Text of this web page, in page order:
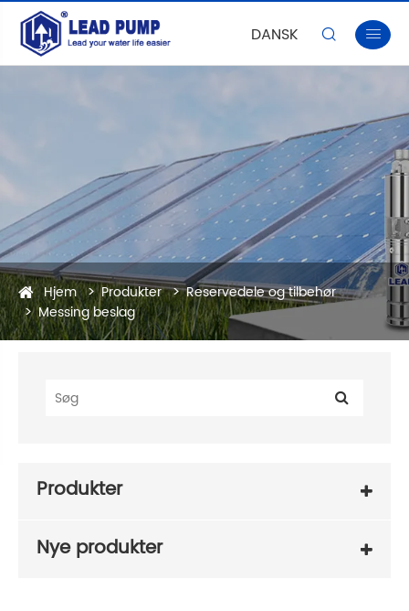
DANSK  
Hjem Produkter
Reservedele og tilbehør
Messing beslag
Produkter
Nye produkter